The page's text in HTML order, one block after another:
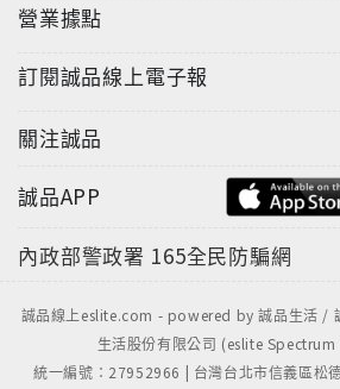
● 頌勝從發泡棉做到半導體研磨墊片
● 元鈦科提高散熱效率掀AI機房革命
營業據點
訂閱誠品線上電子報
關注誠品
誠品APP
內政部警政署 165全民防騙網
誠品線上eslite.com - powered by 誠品生活 /
生活股份有限公司 (eslite
統一編號：27952966 | 台灣台北市信義區松